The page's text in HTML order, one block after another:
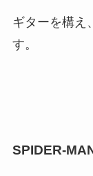
ギターを構え
す。
SPIDER-